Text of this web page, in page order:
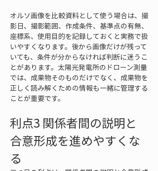
オルソ画像を比較資料として使う場合は、撮
影日、撮影範囲、作成条件、基準点の有無、
座標系、使用目的を記録しておくと実務で扱
いやすくなります。後から画像だけが残って
いても、条件が分からなければ判断に迷うこ
とがあります。太陽光発電所のドローン測量
では、成果物そのものだけでなく、成果物を
正しく読み解くための情報も一緒に管理する
ことが重要です。
利点3 関係者間の説明と
合意形成を進めやすくな
る